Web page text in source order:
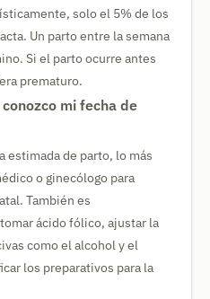
solo el 5% de los
Un parto entre la semana
Si el parto ocurre antes
prematuro.
mi fecha de
estimada de parto, lo más
o ginecólogo para
También es
ácido fólico, ajustar la
como el alcohol y el
los preparativos para la